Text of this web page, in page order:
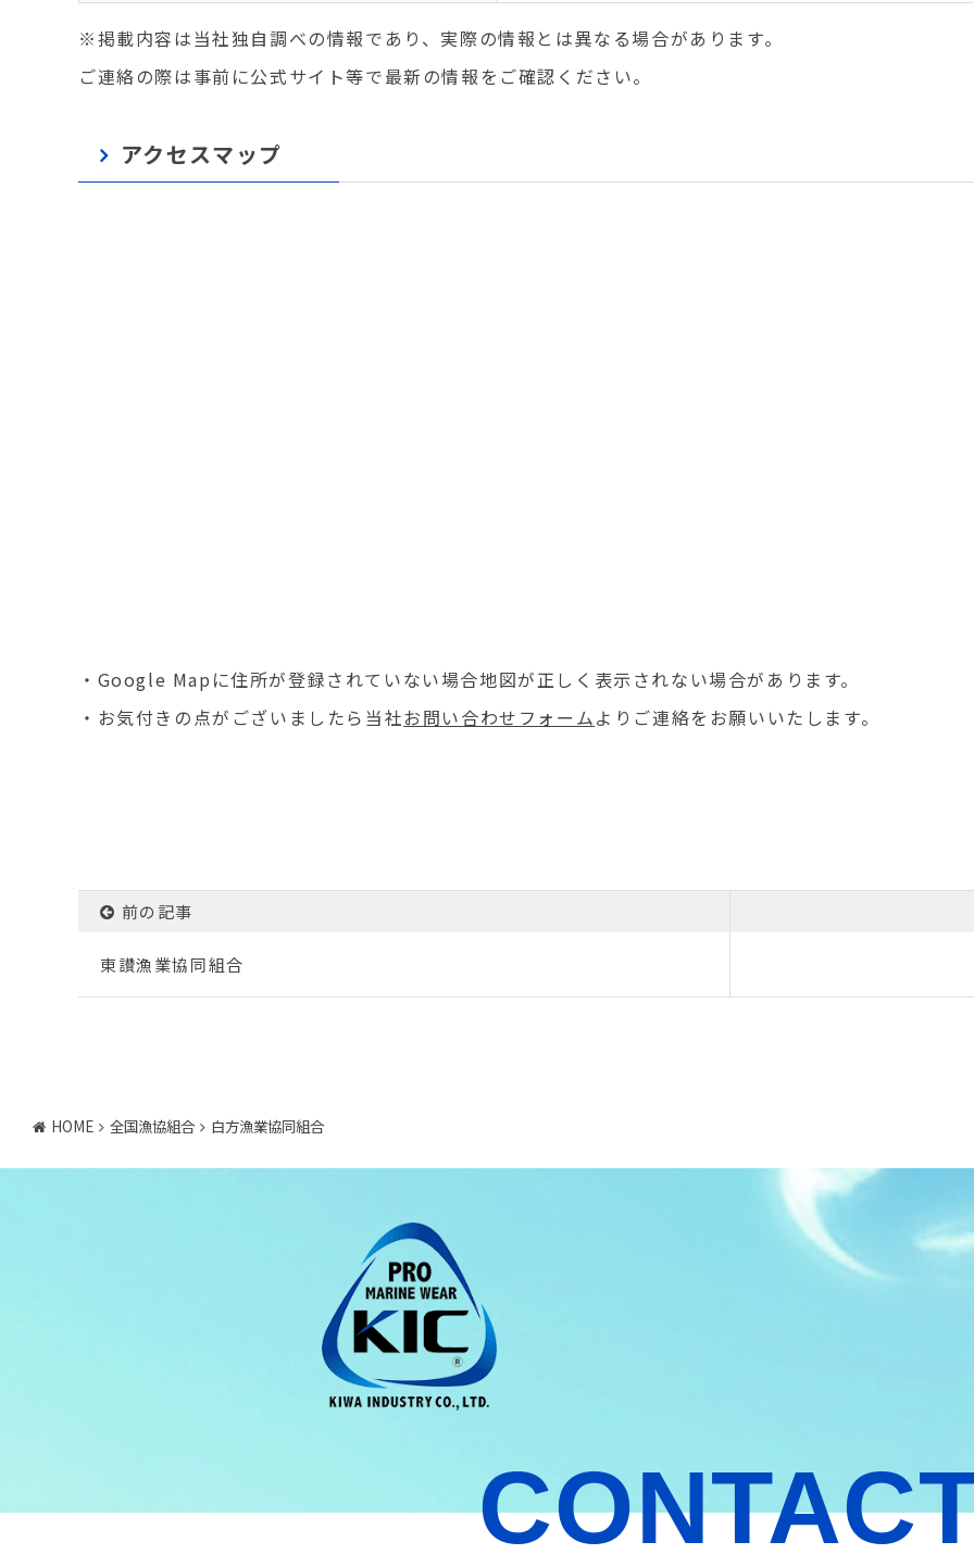
※掲載内容は当社独自調べの情報であり、実際の情報とは異なる場合があります。
ご連絡の際は事前に公式サイト等で最新の情報をご確認ください。
アクセスマップ
・Google Mapに住所が登録されていない場合地図が正しく表示されない場合があります。
・お気付きの点がございましたら当社お問い合わせフォームよりご連絡をお願いいたします。
前の記事
東讃漁業協同組合
HOME 全国漁協組合 白方漁業協同組合